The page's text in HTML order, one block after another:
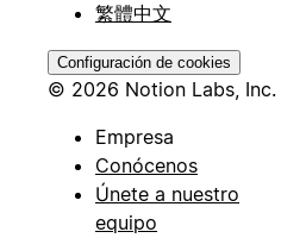
繁體中文
Configuración de cookies
© 2026 Notion Labs, Inc.
Empresa
Conócenos
Únete a nuestro
equipo